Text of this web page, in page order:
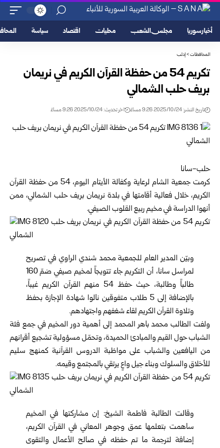
أخبار سوريا مجلس الشعب محليات اقتصاد سياسة
المحافظات>إدلب
تكريم 54 من حفظة القرآن الكريم في نريمان
بريف حلب الشمالي
تاريخ النشر: 2025/10/24 9:26 مساءً اخر تحديث: 2025/10/24 9:26 مساءً
حلب-سانا
كرمت جمعية الشام لرعاية وكفالة الأيتام اليوم، 54 من حفظة القرآن
الكريم، خلال فعالية أقامتها في بلدة نريمان بريفحلب الشمالي، ممن
أنهوا الدراسة في مخيم ربيع القلوب الصيفي.
وبيّن المدير العام للجمعية محمد شندي الراوي في تصريح
لمراسل سانا، أن التكريم جاء تتويجاً لمخيم صيفي ضمّ 160
طالباً وطالبة، حيث حفظ 54 منهم القرآن الكريم غيباً،
بالإضافة إلى 5 طلاب متفوقين نالوا شهادة الإجازة بحفظ
وتلاوة القرآن الكريم لقاء شغفهم واجتهادهم.
ولفت الطالب محمد باهر المحمد إلى أهمية دور المخيم في جمع فئة
الشباب حول القيم والمبادئ الحميدة، وتحمّل مسؤولية تشجيع أقرانهم
من اليافعين والشباب على مواظبة الدروس القرآنية كمنهج سليم
للأخلاق والسلوك وبناء جيل واعٍ يرتقي بالمجتمع وقيمه.
وقالت الطالبة فاطمة الشيخ: إن مشاركتها في المخيم
ساهمت بتعلمها عمق وجوهر المعاني في القرآن الكريم،
إضافة لترجمة ما تم حفظه في صالح الأعمال والتقوى